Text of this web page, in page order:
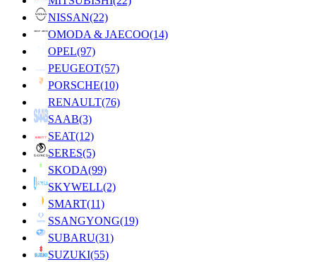
NISSAN(22)
OMODA & JAECOO(14)
OPEL(97)
PEUGEOT(57)
PORSCHE(10)
RENAULT(76)
SAAB(3)
SEAT(12)
SERES(5)
SKODA(99)
SKYWELL(2)
SMART(11)
SSANGYONG(19)
SUBARU(31)
SUZUKI(55)